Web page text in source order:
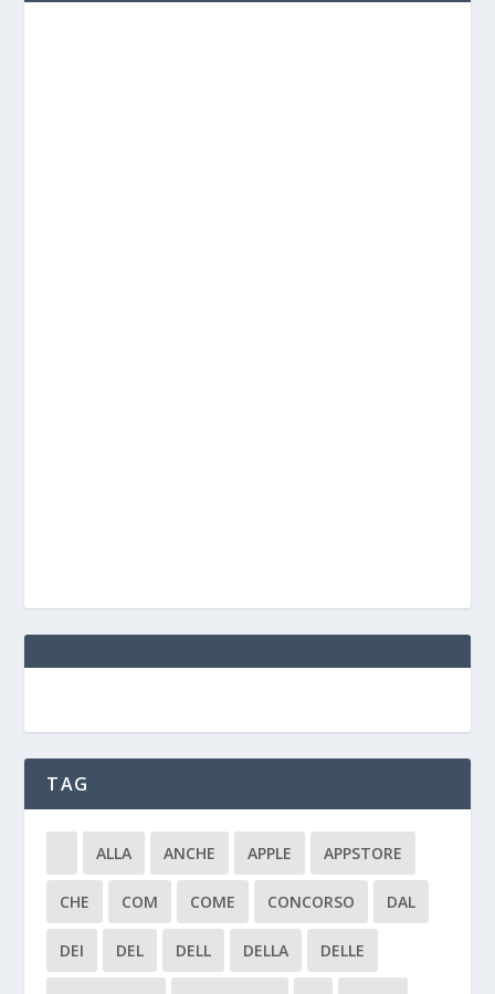
TAG
ALLA ANCHE APPLE APPSTORE
CHE COM COME CONCORSO DAL
DEI DEL DELL DELLA DELLE